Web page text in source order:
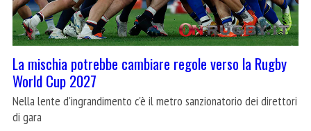
La mischia potrebbe cambiare regole verso la Rugby
World Cup 2027
Nella lente d'ingrandimento c'è il metro sanzionatorio dei direttori
di gara